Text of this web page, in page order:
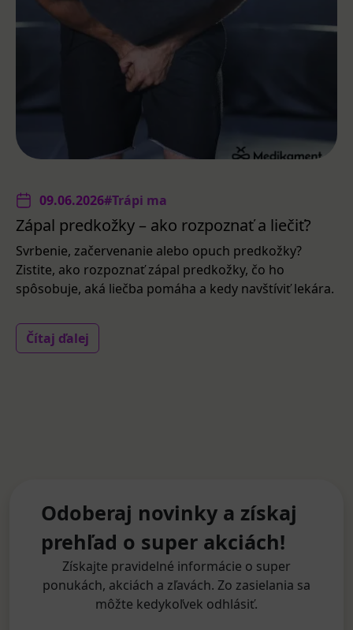
09.06.2026#Trápi ma
Zápal predkožky – ako rozpoznať a liečiť?
Svrbenie, začervenanie alebo opuch predkožky?
Zistite, ako rozpoznať zápal predkožky, čo ho
spôsobuje, aká liečba pomáha a kedy navštíviť lekára.
Čítaj ďalej
Odoberaj novinky a získaj
prehľad o super akciách!
Získajte pravidelné informácie o super
ponukách, akciách a zľavách. Zo zasielania sa
môžte kedykoľvek odhlásiť.